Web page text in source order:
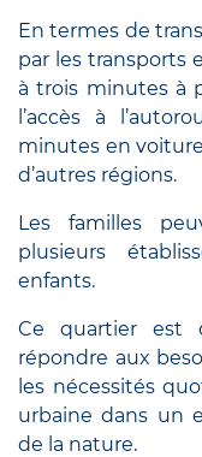
En termes de
par les transports
à trois minutes à
l’accès à
minutes en
d’autres régions.
Les familles
plusieurs
enfants.
Ce quartier est
répondre aux
les nécessités
urbaine dans un
de la nature.